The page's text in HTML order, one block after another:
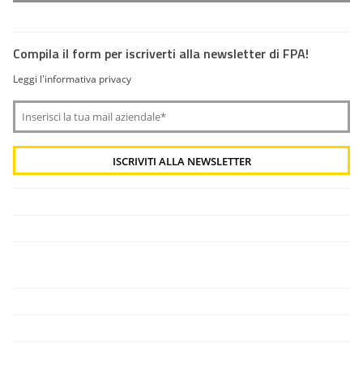
Compila il form per iscriverti alla newsletter di FPA!
Leggi l'informativa privacy